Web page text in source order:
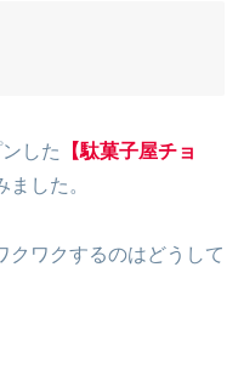
した
【駄菓子屋チョ
した。
クワクするのはどうして